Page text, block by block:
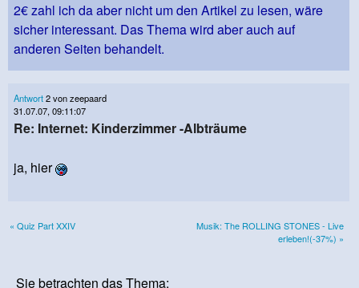
2€ zahl ich da aber nicht um den Artikel zu lesen, wäre
sicher interessant. Das Thema wird aber auch auf
anderen Seiten behandelt.
Antwort2 von zeepaard
31.07.07, 09:11:07
Re: Internet: Kinderzimmer -Albträume
ja, hier
« Quiz Part XXIV
Musik: The ROLLING STONES - Live
erleben!(-37%) »
Sie betrachten das Thema: